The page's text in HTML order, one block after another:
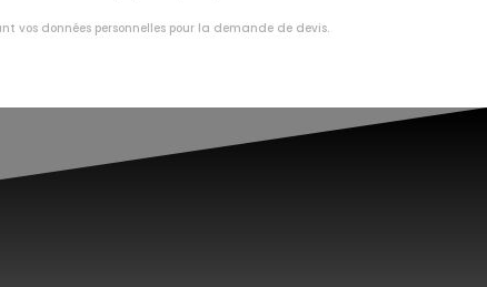
vos données personnelles pour la demande de devis.